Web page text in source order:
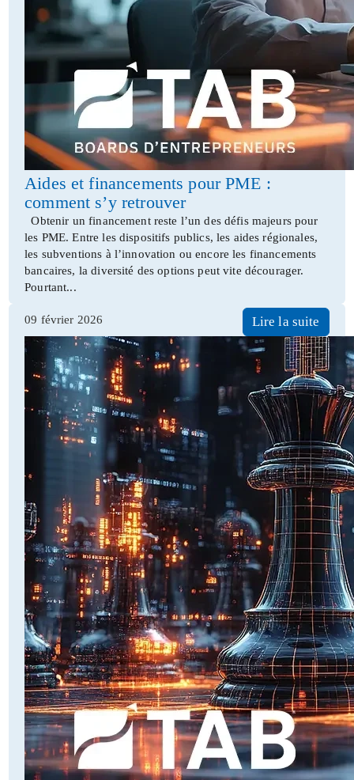
Aides et financements pour PME :
comment s’y retrouver
Obtenir un financement reste l’un des défis majeurs pour
les PME. Entre les dispositifs publics, les aides régionales,
les subventions à l’innovation ou encore les financements
bancaires, la diversité des options peut vite décourager.
Pourtant...
Lire la suite
09 février 2026